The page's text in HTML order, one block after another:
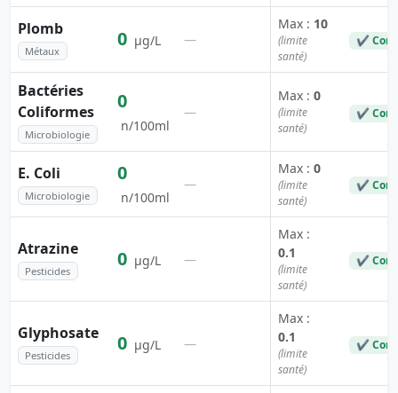
Plomb
Métaux
0 µg/L —
Max : 10
(limite
santé)
✔
Bactéries
Coliformes
Microbiologie
0
n/100ml
—
Max : 0
(limite
santé)
✔
E. Coli
Microbiologie
0
n/100ml
—
Max : 0
(limite
santé)
✔
Atrazine
Pesticides
0 µg/L —
Max :
0.1
(limite
santé)
✔
Glyphosate
Pesticides
0 µg/L —
Max :
0.1
(limite
santé)
✔